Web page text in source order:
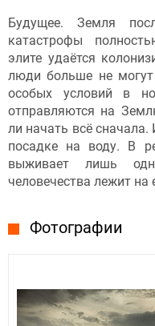
Будущее. Земля
катастрофы
элите удаётся
люди больше не могут
особых условий в
отправляются на
ли начать всё
посадке на воду. В
выживает лишь
человечества лежит на
Фотографии